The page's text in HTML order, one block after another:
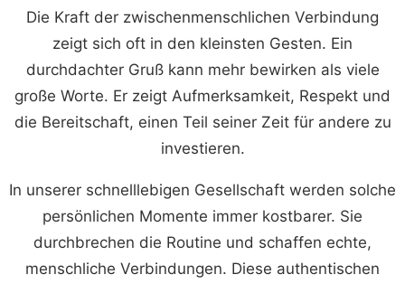
Die Kraft der zwischenmenschlichen Verbindung
zeigt sich oft in den kleinsten Gesten. Ein
durchdachter Gruß kann mehr bewirken als viele
große Worte. Er zeigt Aufmerksamkeit, Respekt und
die Bereitschaft, einen Teil seiner Zeit für andere zu
investieren.
In unserer schnelllebigen Gesellschaft werden solche
persönlichen Momente immer kostbarer. Sie
durchbrechen die Routine und schaffen echte,
menschliche Verbindungen. Diese authentischen